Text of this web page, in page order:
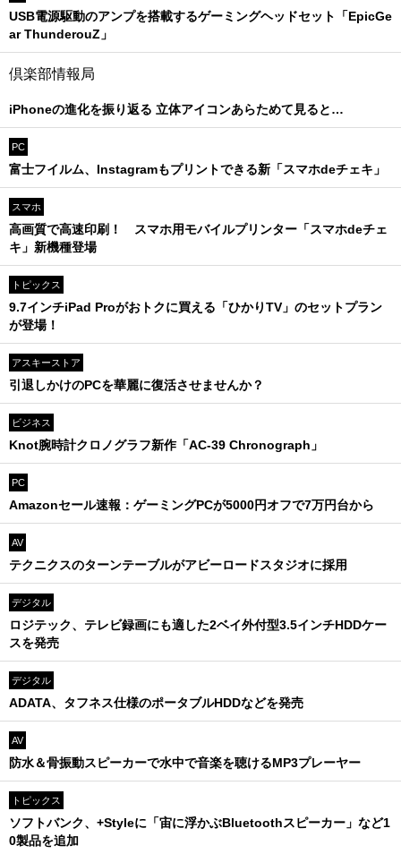
USB電源駆動のアンプを搭載するゲーミングヘッドセット「EpicGe
ar ThunderouZ」
倶楽部情報局
iPhoneの進化を振り返る 立体アイコンあらためて見ると…
PC
富士フイルム、Instagramもプリントできる新「スマホdeチェキ」
スマホ
高画質で高速印刷！ スマホ用モバイルプリンター「スマホdeチェ
キ」新機種登場
トピックス
9.7インチiPad Proがおトクに買える「ひかりTV」のセットプラン
が登場！
アスキーストア
引退しかけのPCを華麗に復活させませんか？
ビジネス
Knot腕時計クロノグラフ新作「AC-39 Chronograph」
PC
Amazonセール速報：ゲーミングPCが5000円オフで7万円台から
AV
テクニクスのターンテーブルがアビーロードスタジオに採用
デジタル
ロジテック、テレビ録画にも適した2ベイ外付型3.5インチHDDケー
スを発売
デジタル
ADATA、タフネス仕様のポータブルHDDなどを発売
AV
防水＆骨振動スピーカーで水中で音楽を聴けるMP3プレーヤー
トピックス
ソフトバンク、+Styleに「宙に浮かぶBluetoothスピーカー」など1
0製品を追加